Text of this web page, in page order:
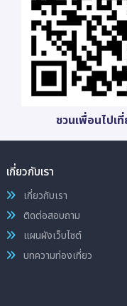
ชวนเพื่อนไปเ
เกี่ยวกับเรา
เกี่ยวกับเรา
ติดต่อสอบถาม
แผนผังเว็บไซต์
บทความท่องเที่ยว